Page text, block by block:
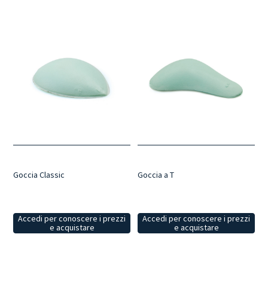
Goccia Classic
Accedi per conoscere i prezzi
e acquistare
Goccia a T
Accedi per conoscere i prezzi
e acquistare